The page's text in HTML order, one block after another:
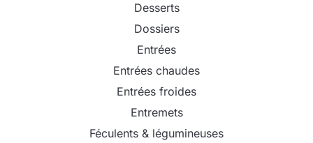
Desserts
Dossiers
Entrées
Entrées chaudes
Entrées froides
Entremets
Féculents & légumineuses